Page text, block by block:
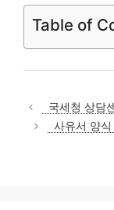
Table of
국세청 상담
사유서 양